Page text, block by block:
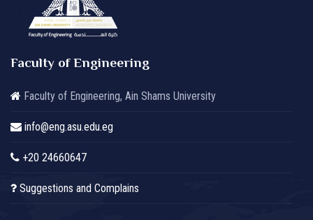
Faculty of Engineering
Faculty of Engineering, Ain Shams University
info@eng.asu.edu.eg
+20 24660647
Suggestions and Complains